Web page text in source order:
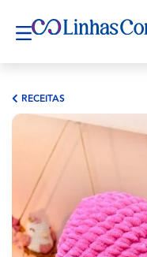
RECEITAS